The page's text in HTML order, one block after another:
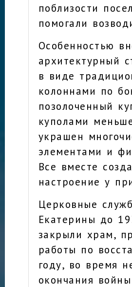
поблизости
помогали
Особенностью
архитектурный
в виде
колоннами по
позолоченный
куполами
украшен
элементами и
Все вместе
настроение у
Церковные
Екатерины до
закрыли храм,
работы по
году, во время
окончания